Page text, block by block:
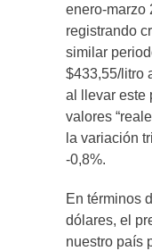
enero-marzo
registrando
similar
$433,55/litro
al llevar este
valores
la variación
-0,8%.
En términos
dólares, el
nuestro país